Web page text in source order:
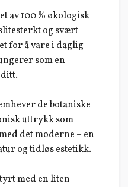
av 100 % økologisk
og svært
for å vare i daglig
som en
de botaniske
uttrykk som
det moderne – en
og tidløs estetikk.
med en liten